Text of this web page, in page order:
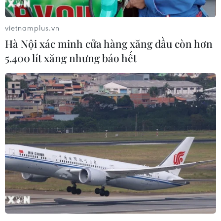
Viettel bội thu bằng sáng chế công nghệ
trong năm 2021
05/01/2022 04:17
Tính từ 2017 đến nay, VHT đã có gần 300 đơn đăng ký
sáng chế, trong đó Cục Sở hữu trí tuệ (Bộ Khoa học và
Công nghệ) đã cấp 39 văn bằng sáng chế và 19 giải
pháp hữu ích.
vietnamplus.vn
Hà Nội xác minh cửa hàng xăng dầu còn hơn
5.400 lít xăng nhưng báo hết